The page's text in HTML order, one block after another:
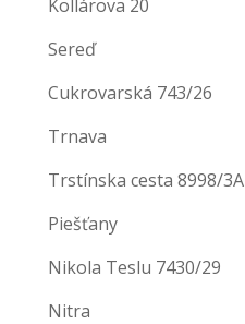
Kollárova 20
Sereď
Cukrovarská 743/26
Trnava
Trstínska cesta 8998/3A
Piešťany
Nikola Teslu 7430/29
Nitra